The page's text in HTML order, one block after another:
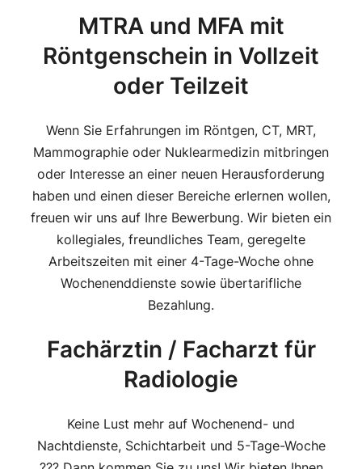
MTRA und MFA mit
Röntgenschein in Vollzeit
oder Teilzeit
Wenn Sie Erfahrungen im Röntgen, CT, MRT,
Mammographie oder Nuklearmedizin mitbringen
oder Interesse an einer neuen Herausforderung
haben und einen dieser Bereiche erlernen wollen,
freuen wir uns auf Ihre Bewerbung. Wir bieten ein
kollegiales, freundliches Team, geregelte
Arbeitszeiten mit einer 4-Tage-Woche ohne
Wochenenddienste sowie übertarifliche
Bezahlung.
Fachärztin / Facharzt für
Radiologie
Keine Lust mehr auf Wochenend- und
Nachtdienste, Schichtarbeit und 5-Tage-Woche